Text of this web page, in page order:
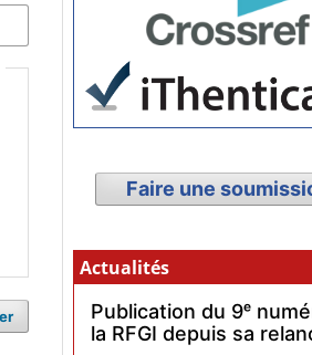
Faire une
Actualités
Publication du 9ᵉ
la RFGI depuis sa